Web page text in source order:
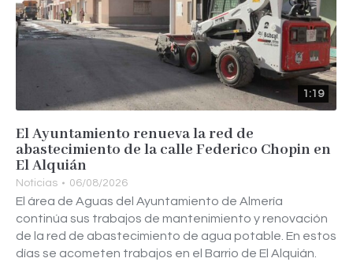
1:19
El Ayuntamiento renueva la red de
abastecimiento de la calle Federico Chopin en
El Alquián
Noticias 06/08/2026
El área de Aguas del Ayuntamiento de Almería
continúa sus trabajos de mantenimiento y renovación
de la red de abastecimiento de agua potable. En estos
días se acometen trabajos en el Barrio de El Alquián.